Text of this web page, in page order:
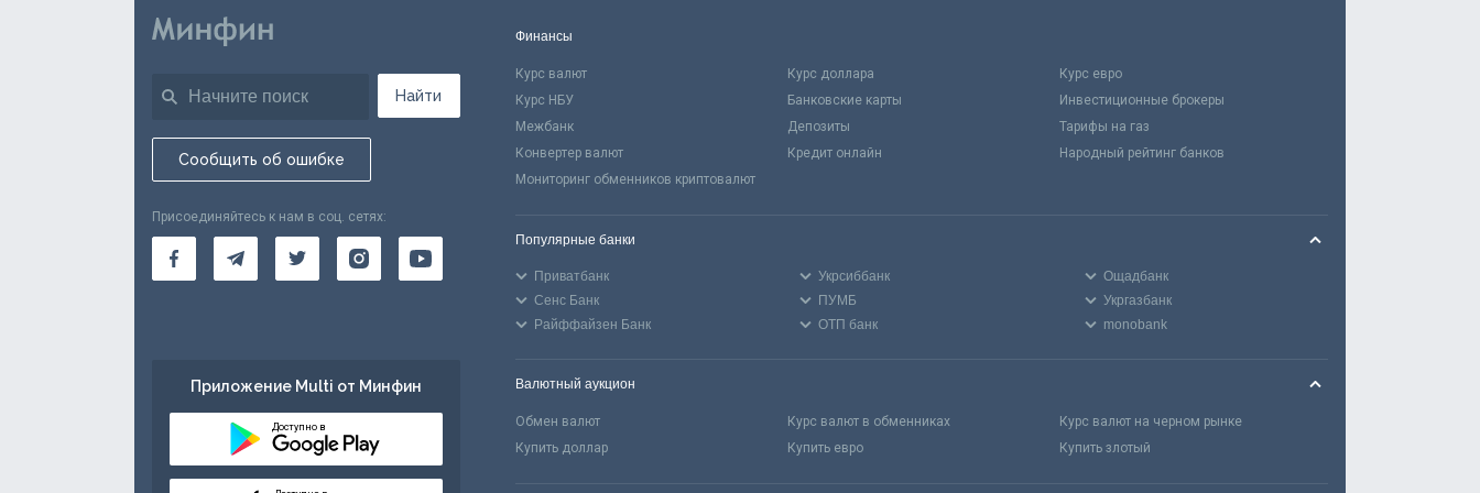
Найти
Сообщить об ошибке
Присоединяйтесь к нам в соц. сетях:
Приложение Multi от Минфин
Доступно в
Финансы
Курс валют Курс доллара
Курс евро
Курс НБУ
Банковские карты
Инвестиционные брокеры
Межбанк
Депозиты
Тарифы на газ
Конвертер валют
Кредит онлайн
Народный рейтинг банков
Мониторинг обменников криптовалют
Популярные банки
Приватбанк Укрсиббанк
Ощадбанк
Сенс Банк
ПУМБ
Укргазбанк
Райффайзен Банк
ОТП банк monobank
Валютный аукцион
Обмен валют Курс валют в обменниках
Курс валют на черном рынке
Купить доллар
Купить евро Купить злотый